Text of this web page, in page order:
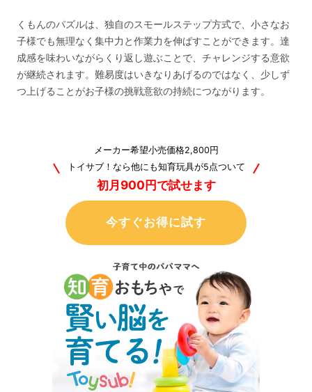
くもんのパズルは、独自のスモールステップ方式で、小さなお
子様でも無理なく集中力と作業力を伸ばすことができます。達
成感を味わいながらくり返し遊ぶことで、チャレンジする意欲
が継続されます。難易度はいきなりあげるのではなく、少しず
つ上げることがお子様の挑戦意欲の持続につながります。
メーカー希望小売価格2,800円
トイサブ！なら他にも知育玩具が5点ついて
初月900円で試せます
今すぐお得に試す